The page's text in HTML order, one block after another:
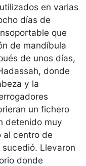
en varias
días de
que
de mandíbula
de unos días,
donde
y la
un fichero
detenido muy
al centro de
Llevaron
donde